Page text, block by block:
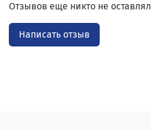
Отзывов еще никто не оставлял
Написать отзыв